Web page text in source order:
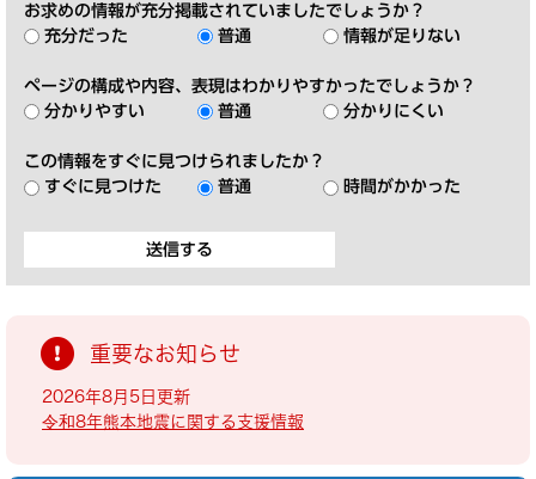
お求めの情報が充分掲載されていましたでしょうか？
充分だった
普通 情報が足りない
ページの構成や内容、表現はわかりやすかったでしょうか？
分かりやすい
普通 分かりにくい
この情報をすぐに見つけられましたか？
すぐに見つけた
普通 時間がかかった
重要なお知らせ
2026年8月5日更新
令和8年熊本地震に関する支援情報